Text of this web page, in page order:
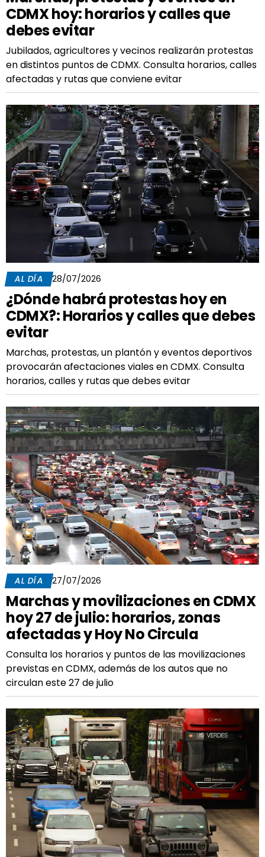
CDMX hoy: horarios y calles que
debes evitar
Jubilados, agricultores y vecinos realizarán protestas
en distintos puntos de CDMX. Consulta horarios, calles
afectadas y rutas que conviene evitar
AL DÍA 28/07/2026
¿Dónde habrá protestas hoy en
CDMX?: Horarios y calles que debes
evitar
Marchas, protestas, un plantón y eventos deportivos
provocarán afectaciones viales en CDMX. Consulta
horarios, calles y rutas que debes evitar
AL DÍA 27/07/2026
Marchas y movilizaciones en CDMX
hoy 27 de julio: horarios, zonas
afectadas y Hoy No Circula
Consulta los horarios y puntos de las movilizaciones
previstas en CDMX, además de los autos que no
circulan este 27 de julio